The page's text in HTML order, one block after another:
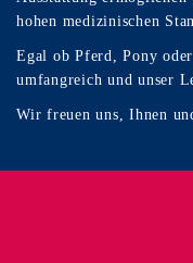
hohen medizinischen
Egal ob Pferd, Pony
umfangreich und unser
Wir freuen uns, Ihnen